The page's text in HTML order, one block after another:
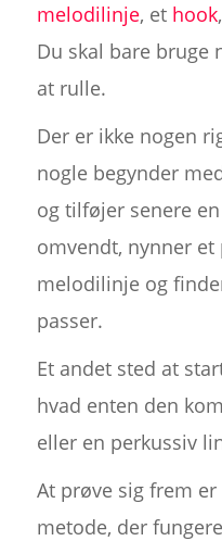
melodilinje, et hook
Du skal bare bruge
at rulle.
Der er ikke nogen
nogle begynder
og tilføjer senere
omvendt, nynner et
melodilinje og
passer.
Et andet sted at
hvad enten den
eller en perkussiv
At prøve sig frem
metode, der